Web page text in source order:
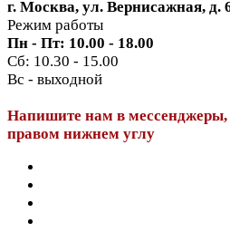
г. Москва, ул. Вернисажная, д.
Режим работы
Пн - Пт: 10.00 - 18.00
Сб: 10.30 - 15.00
Вс - выходной
Напишите нам в
правом нижнем углу